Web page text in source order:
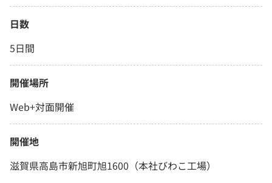
日数
5日間
開催場所
Web+対面開催
開催地
滋賀県高島市新旭町旭1600（本社びわこ工場）